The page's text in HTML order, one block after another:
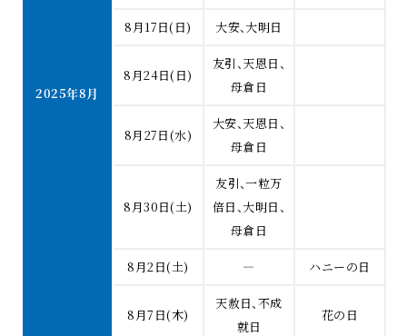
2025年8月
8月17日(日) 大安、大明日
8月24日(日)
友引、天恩日、
母倉日
8月27日(水)
大安、天恩日、
母倉日
8月30日(土)
友引、一粒万
倍日、大明日、
母倉日
8月2日(土) ― ハニーの日
8月7日(木)
天赦日、不成
就日
花の日